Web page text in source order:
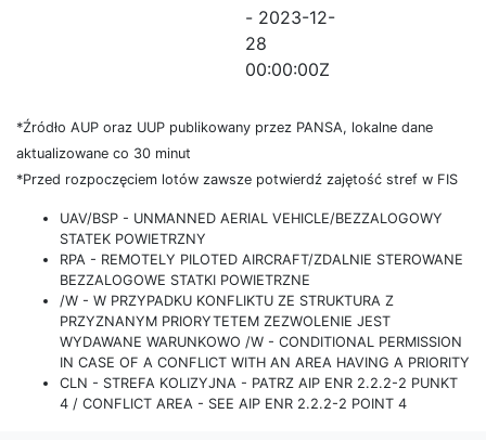
- 2023-12-
28
00:00:00Z
*Źródło AUP oraz UUP publikowany przez PANSA, lokalne dane
aktualizowane co 30 minut
*Przed rozpoczęciem lotów zawsze potwierdź zajętość stref w FIS
UAV/BSP - UNMANNED AERIAL VEHICLE/BEZZALOGOWY
STATEK POWIETRZNY
RPA - REMOTELY PILOTED AIRCRAFT/ZDALNIE STEROWANE
BEZZALOGOWE STATKI POWIETRZNE
/W - W PRZYPADKU KONFLIKTU ZE STRUKTURA Z
PRZYZNANYM PRIORYTETEM ZEZWOLENIE JEST
WYDAWANE WARUNKOWO /W - CONDITIONAL PERMISSION
IN CASE OF A CONFLICT WITH AN AREA HAVING A PRIORITY
CLN - STREFA KOLIZYJNA - PATRZ AIP ENR 2.2.2-2 PUNKT
4 / CONFLICT AREA - SEE AIP ENR 2.2.2-2 POINT 4